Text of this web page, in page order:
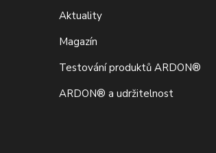
Aktuality
Magazín
Testování produktů ARDON®
ARDON® a udržitelnost